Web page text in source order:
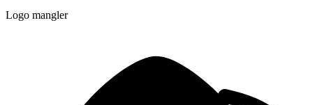
Logo mangler